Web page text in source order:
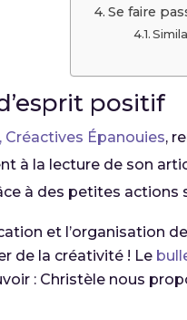
Se faire
positif
Créactives Épanouies,
à la lecture de son
à des petites actions
et l’organisation
de la créativité ! Le
: Christèle nous